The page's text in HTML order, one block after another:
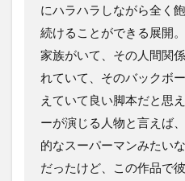
にハラハラしながら全く
続けることができる展開
家族がいて、その人間関
れていて、そのバックボ
えていて良い脚本だと思
ーが演じる人物と言えば
的なスーパーマンみたい
だったけど、この作品で